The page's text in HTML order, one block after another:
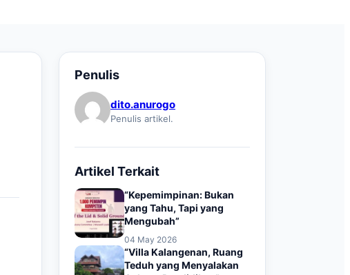
Penulis
dito.anurogo
Penulis artikel.
Artikel Terkait
“Kepemimpinan: Bukan
yang Tahu, Tapi yang
Mengubah”
04 May 2026
“Villa Kalangenan, Ruang
Teduh yang Menyalakan